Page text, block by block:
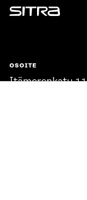
Sitra
OSOITE
Itämerenkatu